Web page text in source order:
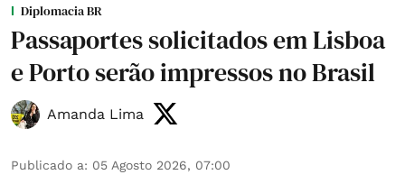
Diplomacia BR
Passaportes solicitados em Lisboa
e Porto serão impressos no Brasil
Amanda Lima
Publicado a: 05 Agosto 2026, 07:00